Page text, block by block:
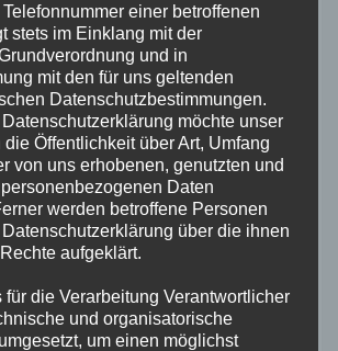
*
und Website in diesem
meinen nächsten Kommentar
einer betroffenen
stets im Einklang mit der
und in
mit den für uns geltenden
Datenschutzbestimmungen.
möchte unser
Öffentlichkeit über Art, Umfang
von uns erhobenen, genutzten und
Daten
werden betroffene Personen
über die ihnen
aufgeklärt.
für die Verarbeitung Verantwortlicher
und organisatorische
um einen möglichst